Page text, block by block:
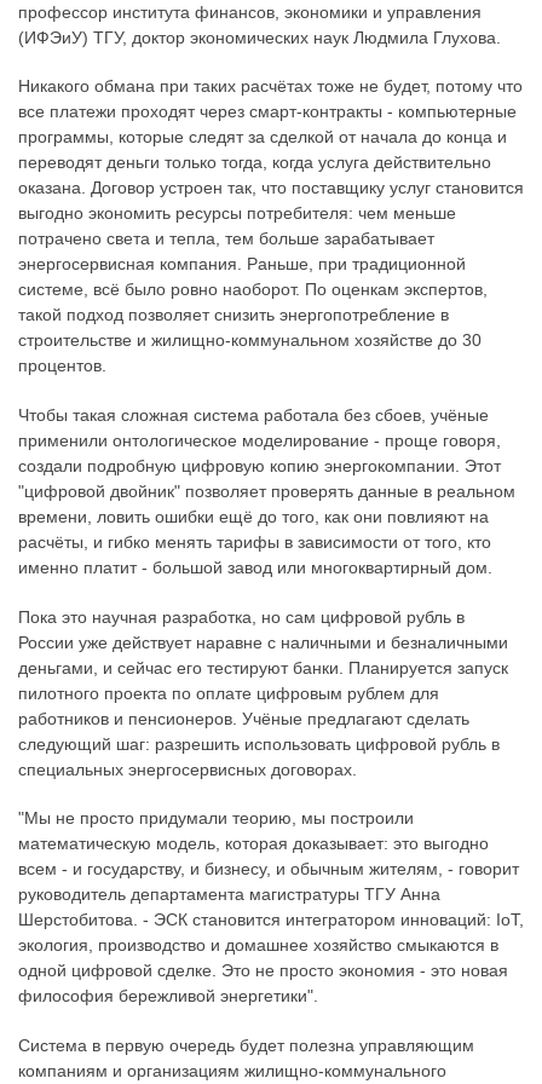
профессор института финансов, экономики и управления
(ИФЭиУ) ТГУ, доктор экономических наук Людмила Глухова.
Никакого обмана при таких расчётах тоже не будет, потому что
все платежи проходят через смарт-контракты - компьютерные
программы, которые следят за сделкой от начала до конца и
переводят деньги только тогда, когда услуга действительно
оказана. Договор устроен так, что поставщику услуг становится
выгодно экономить ресурсы потребителя: чем меньше
потрачено света и тепла, тем больше зарабатывает
энергосервисная компания. Раньше, при традиционной
системе, всё было ровно наоборот. По оценкам экспертов,
такой подход позволяет снизить энергопотребление в
строительстве и жилищно-коммунальном хозяйстве до 30
процентов.
Чтобы такая сложная система работала без сбоев, учёные
применили онтологическое моделирование - проще говоря,
создали подробную цифровую копию энергокомпании. Этот
"цифровой двойник" позволяет проверять данные в реальном
времени, ловить ошибки ещё до того, как они повлияют на
расчёты, и гибко менять тарифы в зависимости от того, кто
именно платит - большой завод или многоквартирный дом.
Пока это научная разработка, но сам цифровой рубль в
России уже действует наравне с наличными и безналичными
деньгами, и сейчас его тестируют банки. Планируется запуск
пилотного проекта по оплате цифровым рублем для
работников и пенсионеров. Учёные предлагают сделать
следующий шаг: разрешить использовать цифровой рубль в
специальных энергосервисных договорах.
"Мы не просто придумали теорию, мы построили
математическую модель, которая доказывает: это выгодно
всем - и государству, и бизнесу, и обычным жителям, - говорит
руководитель департамента магистратуры ТГУ Анна
Шерстобитова. - ЭСК становится интегратором инноваций: IoT,
экология, производство и домашнее хозяйство смыкаются в
одной цифровой сделке. Это не просто экономия - это новая
философия бережливой энергетики".
Система в первую очередь будет полезна управляющим
компаниям и организациям жилищно-коммунального